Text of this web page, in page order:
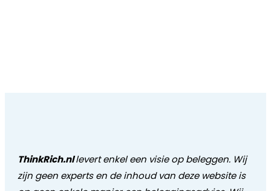
ThinkRich.nllevert enkel een visie op beleggen. Wij
zijn geen experts en de inhoud van deze website is